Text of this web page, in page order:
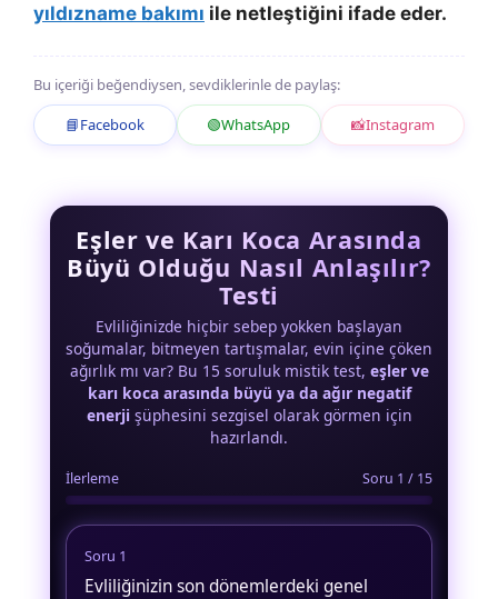
yıldızname bakımı ile netleştiğini ifade eder.
Bu içeriği beğendiysen, sevdiklerinle de paylaş:
📘Facebook 🟢WhatsApp 📸Instagram
Eşler ve Karı Koca Arasında
Büyü Olduğu Nasıl Anlaşılır?
Testi
Evliliğinizde hiçbir sebep yokken başlayan
soğumalar, bitmeyen tartışmalar, evin içine çöken
ağırlık mı var? Bu 15 soruluk mistik test, eşler ve
karı koca arasında büyü ya da ağır negatif
enerjişüphesini sezgisel olarak görmen için
hazırlandı.
İlerleme Soru 1 / 15
Soru 1
Evliliğinizin son dönemlerdeki genel